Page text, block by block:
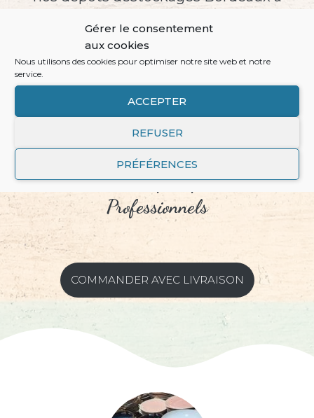
Gérer le consentement
aux cookies
Nous utilisons des cookies pour optimiser notre site web et notre
service.
ACCEPTER
REFUSER
PRÉFÉRENCES
directement dans vos locaux..
Alors n’hésitez pas à réserver votre créneau
pour passer commande en visio avec nos
collaborateurs.
Livraison Rapide pour les
Professionnels
COMMANDER AVEC LIVRAISON